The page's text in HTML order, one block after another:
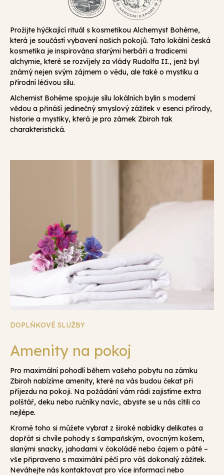
Prožijte hýčkající rituál s kosmetikou Alchemyst Bohéme,
která je součástí vybavení našich pokojů. Tato lokální česká
kosmetika je inspirována starými herbáři a tradicemi
alchymie, které se rozvíjely za vlády Rudolfa II., jenž byl
známý nejen svým zájmem o vědu, ale také o mystiku a
přírodní léčivou sílu.
Alchemist Bohéme spojuje sílu lokálních bylin s moderní
vědou a přináší jedinečný smyslový zážitek v esenci přírody,
historie a mystiky, která je pro zámek Zbiroh tak
charakteristická.
DOPLŇKOVÉ SLUŽBY
Amenity na pokoj
Pro maximální pohodlí během vašeho pobytu na zámku
Zbiroh nabízíme amenity, které na vás budou čekat při
příjezdu na pokoji. Na požádání vám rádi zajistíme extra
polštář, deku nebo ručníky navíc, abyste se u nás cítili co
nejlépe.
Kromě toho si můžete vybrat z široké nabídky delikates a
dopřát si chvíle pohody s šampaňským, ovocným košem,
slanými snacky, jahodami v čokoládě nebo čajem o páté –
vše připraveno s maximální péčí pro váš dokonalý zážitek.
Neváhejte nás kontaktovat pro více informací nebo